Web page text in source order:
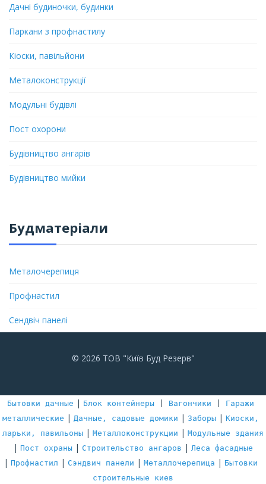
Дачні будиночки, будинки
Паркани з профнастилу
Кіоски, павільйони
Металоконструкції
Модульні будівлі
Пост охорони
Будівництво ангарів
Будівництво мийки
Будматеріали
Металочерепиця
Профнастил
Сендвіч панелі
© 2026 ТОВ "Київ Буд Резерв"
Бытовки дачные | Блок контейнеры Вагончики
Гаражи
металлические | Дачные, садовые домики | Заборы | Киоски,
ларьки, павильоны | Металлоконструкции | Модульные здания
| Пост охраны | Строительство ангаров | Леса фасадные
| Профнастил | Сэндвич панели | Металлочерепица | Бытовки
строительные киев